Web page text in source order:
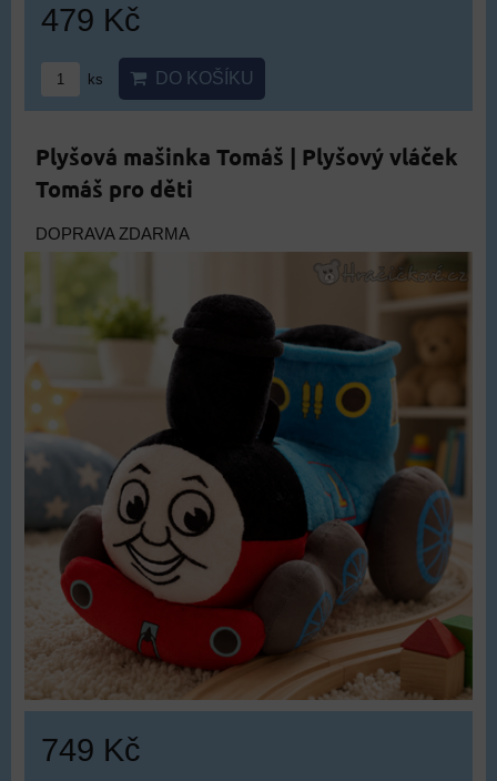
479 Kč
ks DO KOŠÍKU
Plyšová mašinka Tomáš | Plyšový vláček
Tomáš pro děti
DOPRAVA ZDARMA
749 Kč